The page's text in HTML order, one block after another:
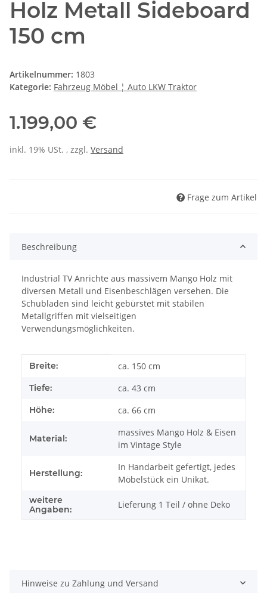
Holz Metall Sideboard
150 cm
Artikelnummer: 1803
Kategorie: Fahrzeug Möbel ¦ Auto LKW Traktor
1.199,00 €
inkl. 19% USt. , zzgl. Versand
Frage zum Artikel
Beschreibung
Industrial TV Anrichte aus massivem Mango Holz mit
diversen Metall und Eisenbeschlägen versehen. Die
Schubladen sind leicht gebürstet mit stabilen
Metallgriffen mit vielseitigen
Verwendungsmöglichkeiten.
Produkteigenschaft
Wert
Breite: ca. 150 cm
Tiefe: ca. 43 cm
Höhe: ca. 66 cm
Material:
massives Mango Holz & Eisen
im Vintage Style
Herstellung:
In Handarbeit gefertigt, jedes
Möbelstück ein Unikat.
weitere
Angaben:
Lieferung 1 Teil / ohne Deko
Hinweise zu Zahlung und Versand